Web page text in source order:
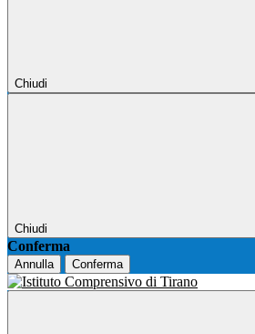
Chiudi
Chiudi
Conferma
Annulla Conferma